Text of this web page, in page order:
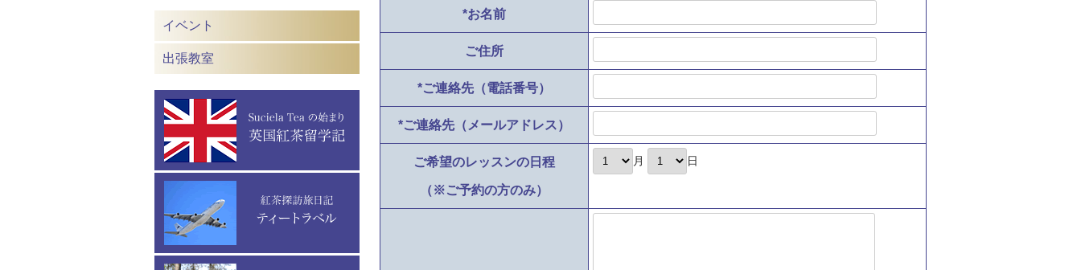
*お名前
ご住所
*ご連絡先（電話番号）
*ご連絡先（メールアドレス）
ご希望のレッスンの日程
（※ご予約の方のみ）
月 日
イベント
出張教室